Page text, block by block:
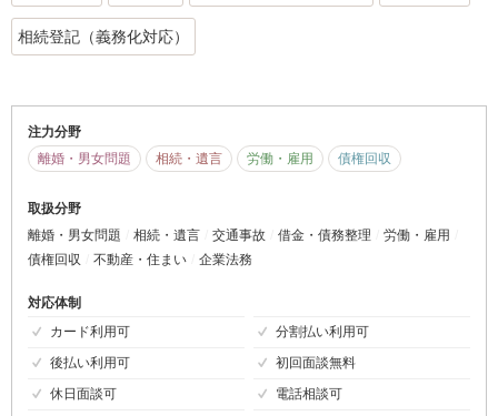
相続登記（義務化対応）
注力分野
離婚・男女問題
相続・遺言 労働・雇用 債権回収
取扱分野
離婚・男女問題
相続・遺言 交通事故 借金・債務整理
労働・雇用
債権回収
不動産・住まい 企業法務
対応体制
カード利用可
分割払い利用可
後払い利用可
初回面談無料
休日面談可
電話相談可